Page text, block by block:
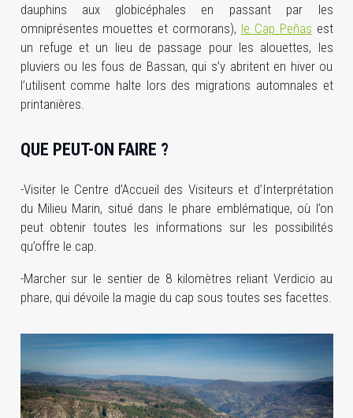
dauphins aux globicéphales en passant par les
omniprésentes mouettes et cormorans), le Cap Peñas est
un refuge et un lieu de passage pour les alouettes, les
pluviers ou les fous de Bassan, qui s’y abritent en hiver ou
l’utilisent comme halte lors des migrations automnales et
printanières.
QUE PEUT-ON FAIRE ?
-Visiter le Centre d’Accueil des Visiteurs et d’Interprétation
du Milieu Marin, situé dans le phare emblématique, où l’on
peut obtenir toutes les informations sur les possibilités
qu’offre le cap.
-Marcher sur le sentier de 8 kilomètres reliant Verdicio au
phare, qui dévoile la magie du cap sous toutes ses facettes.